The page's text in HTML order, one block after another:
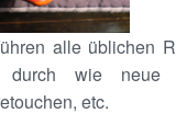
alle üblichen
durch wie neue
etc.